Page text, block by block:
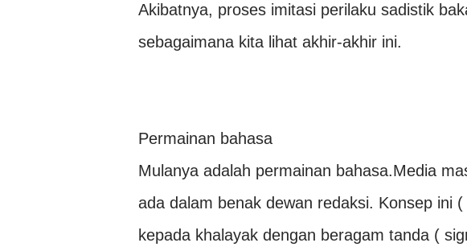
Akibatnya, proses imitasi perilaku sadistik
sebagaimana kita lihat akhir-akhir ini.
Permainan bahasa
Mulanya adalah permainan bahasa.Media
ada dalam benak dewan redaksi. Konsep ini
kepada khalayak dengan beragam tanda (